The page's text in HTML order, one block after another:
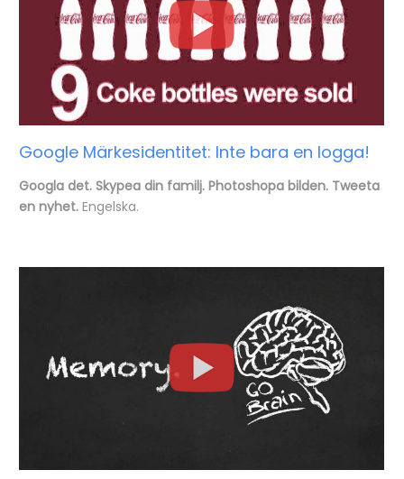
Google Märkesidentitet: Inte bara en logga!
Googla det. Skypea din familj. Photoshopa bilden. Tweeta
en nyhet.Engelska.